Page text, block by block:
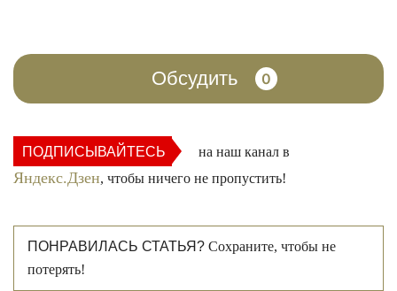
Обсудить 0
ПОДПИСЫВАЙТЕСЬ на наш канал в
Яндекс.Дзен, чтобы ничего не пропустить!
ПОНРАВИЛАСЬ СТАТЬЯ? Сохраните, чтобы не
потерять!